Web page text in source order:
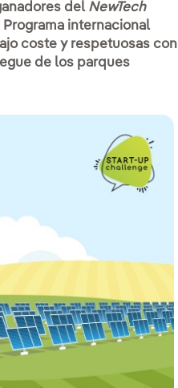
del NewTech
internacional
coste y respetuosas con
de los parques